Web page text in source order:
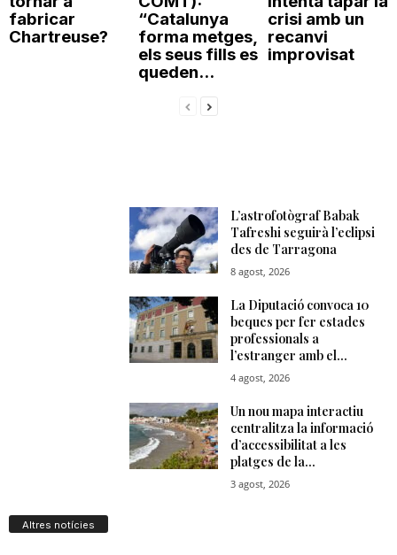
fabricar
Chartreuse?
“Catalunya
forma metges,
els seus fills es
queden...
crisi amb un
recanvi
improvisat
Altres notícies